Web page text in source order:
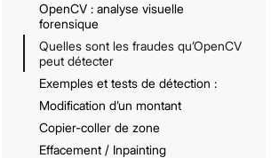
OpenCV : analyse visuelle
forensique
Quelles sont les fraudes qu’OpenCV
peut détecter
Exemples et tests de détection :
Modification d’un montant
Copier-coller de zone
Effacement / Inpainting